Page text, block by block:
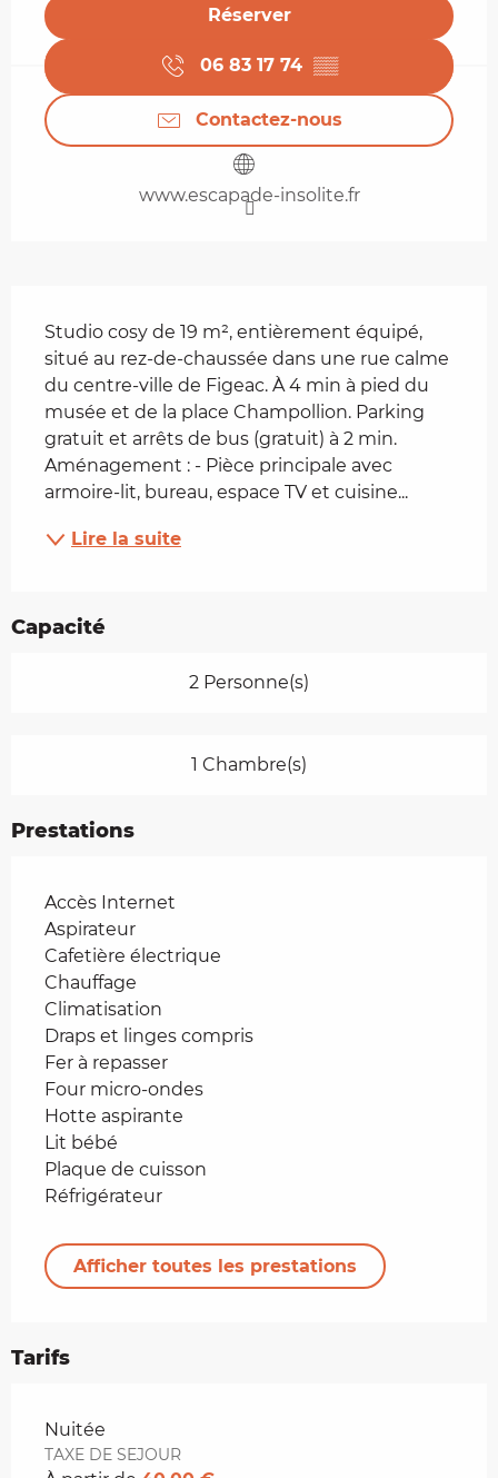
Réserver
06 83 17 74 ▒▒
Contactez-nous
www.escapade-insolite.fr
Studio cosy de 19 m², entièrement équipé,
situé au rez-de-chaussée dans une rue calme
du centre-ville de Figeac. À 4 min à pied du
musée et de la place Champollion. Parking
gratuit et arrêts de bus (gratuit) à 2 min.
Aménagement : - Pièce principale avec
armoire-lit, bureau, espace TV et cuisine...
Lire la suite
Capacité
2 Personne(s)
1 Chambre(s)
Prestations
Accès Internet
Aspirateur
Cafetière électrique
Chauffage
Climatisation
Draps et linges compris
Fer à repasser
Four micro-ondes
Hotte aspirante
Lit bébé
Plaque de cuisson
Réfrigérateur
Afficher toutes les prestations
Tarifs
Tarifs 2026
Nuitée
TAXE DE SEJOUR